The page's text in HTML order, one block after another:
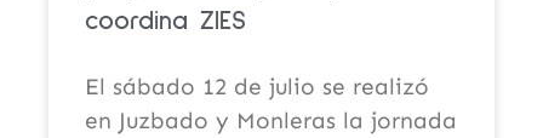
coordina ZIES
El sábado 12 de julio se realizó
en Juzbado y Monleras la jornada